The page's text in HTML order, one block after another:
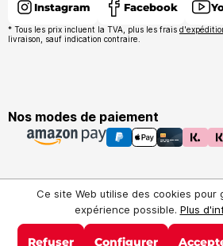
Instagram Facebook
* Tous les prix incluent la TVA, plus les frais
livraison, sauf indication contraire.
Nos modes de paiement
Ce site Web utilise des cookies pour
expérience possible. Plus
Refuser Configurer